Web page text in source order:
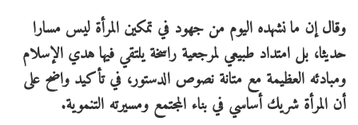
وقال إن ما نشهده اليوم من جهود في تمكين المرأة ليس مسارا
حديثا، بل امتداد طبيعي لمرجعية راسخة يلتقي فيها هدي الإسلام
ومبادئه العظيمة مع متانة نصوص الدستور، في تأكيد واضح على
أن المرأة شريك أساسي في بناء المجتمع ومسيرته التنموية.